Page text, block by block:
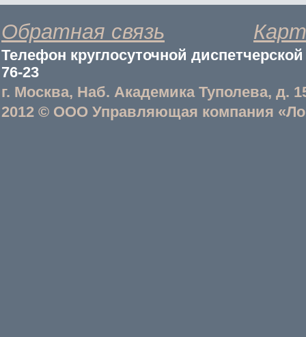
Обратная связь
Телефон круглосуточной
76-23
г. Москва, Наб. Академика Туполева, д.
2012 © ООО Управляющая компания